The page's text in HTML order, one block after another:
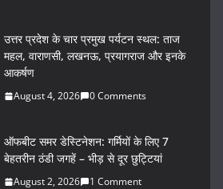
ar
e
उत्तर प्रदेश के चार प्रमुख पर्यटन स्थल: ताज
महल, वाराणसी, लखनऊ, प्रयागराज और इनके
आकर्षण
August 4, 2026 0 Comments
ऑफबीट समर डेस्टिनेशन: गर्मियों के लिए 7
बेहतरीन ठंडी जगहें – भीड़ से दूर छुट्टियां
August 2, 2026 1 Comment